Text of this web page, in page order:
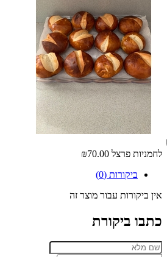
לחמניות פרצל ₪70.00
ביקורות (0)
אין ביקורות עבור מוצר זה
כתבו ביקורת